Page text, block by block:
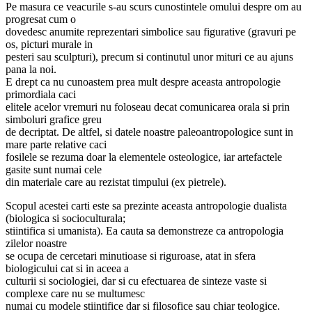
Pe masura ce veacurile s-au scurs cunostintele omului despre om au
progresat cum o
dovedesc anumite reprezentari simbolice sau figurative (gravuri pe
os, picturi murale in
pesteri sau sculpturi), precum si continutul unor mituri ce au ajuns
pana la noi.
E drept ca nu cunoastem prea mult despre aceasta antropologie
primordiala caci
elitele acelor vremuri nu foloseau decat comunicarea orala si prin
simboluri grafice greu
de decriptat. De altfel, si datele noastre paleoantropologice sunt in
mare parte relative caci
fosilele se rezuma doar la elementele osteologice, iar artefactele
gasite sunt numai cele
din materiale care au rezistat timpului (ex pietrele).
Scopul acestei carti este sa prezinte aceasta antropologie dualista
(biologica si socioculturala;
stiintifica si umanista). Ea cauta sa demonstreze ca antropologia
zilelor noastre
se ocupa de cercetari minutioase si riguroase, atat in sfera
biologicului cat si in aceea a
culturii si sociologiei, dar si cu efectuarea de sinteze vaste si
complexe care nu se multumesc
numai cu modele stiintifice dar si filosofice sau chiar teologice.